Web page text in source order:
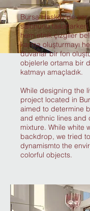
Bursa Hasköy’de
salonunu
hem etnik çizgiler
karma oluşturmayı
duvarlar bir fon
objelerle ortama bir
katmayı amaçladık.
While designing the
project located in
aimed to determine
and ethnic lines and
mixture. While white
backdrop, we tried
dynamismto the
colorful objects.